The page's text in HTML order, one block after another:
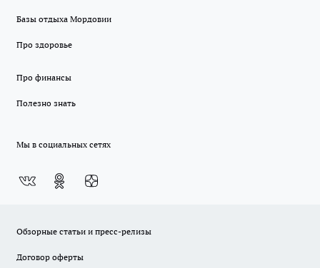
Базы отдыха Мордовии
Про здоровье
Про финансы
Полезно знать
Мы в социальных сетях
Обзорные статьи и пресс-релизы
Договор оферты